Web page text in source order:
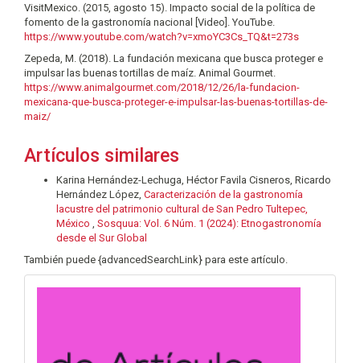
VisitMexico. (2015, agosto 15). Impacto social de la política de
fomento de la gastronomía nacional [Video]. YouTube.
https://www.youtube.com/watch?v=xmoYC3Cs_TQ&t=273s
Zepeda, M. (2018). La fundación mexicana que busca proteger e
impulsar las buenas tortillas de maíz. Animal Gourmet.
https://www.animalgourmet.com/2018/12/26/la-fundacion-
mexicana-que-busca-proteger-e-impulsar-las-buenas-tortillas-de-
maiz/
Artículos similares
Karina Hernández-Lechuga, Héctor Favila Cisneros, Ricardo
Hernández López, Caracterización de la gastronomía
lacustre del patrimonio cultural de San Pedro Tultepec,
México
Sosquua: Vol. 6 Núm. 1 (2024): Etnogastronomía
desde el Sur Global
También puede {advancedSearchLink} para este artículo.
convocatoria